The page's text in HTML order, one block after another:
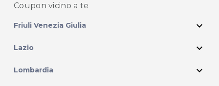
Coupon vicino a te
Friuli Venezia Giulia expand_more
Lazio expand_more
Lombardia expand_more